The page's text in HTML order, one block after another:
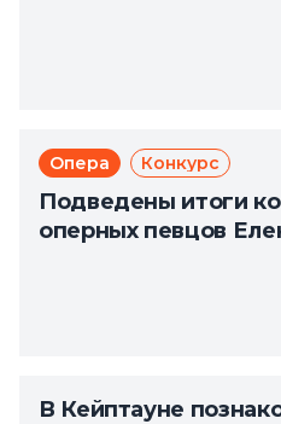
Опера Конкурс
Подведены итоги
оперных певцов
В Кейптауне